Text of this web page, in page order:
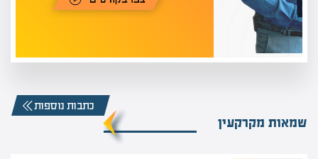
שמאות מקרקעין
כתבות נוספות